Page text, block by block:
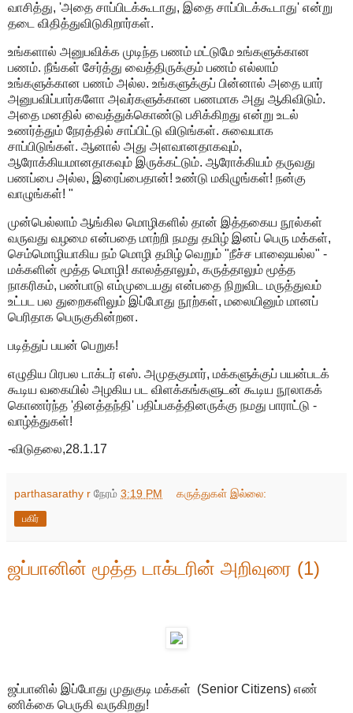
வாசித்து, 'அதை சாப்பிடக்கூடாது, இதை சாப்பிடக்கூடாது' என்று
தடை விதித்துவிடுகிறார்கள்.
உங்களால் அனுபவிக்க முடிந்த பணம் மட்டுமே உங்களுக்கான
பணம். நீங்கள் சேர்த்து வைத்திருக்கும் பணம் எல்லாம்
உங்களுக்கான பணம் அல்ல. உங்களுக்குப் பின்னால் அதை யார்
அனுபவிப்பார்களோ அவர்களுக்கான பணமாக அது ஆகிவிடும்.
அதை மனதில் வைத்துக்கொண்டு பசிக்கிறது என்று உடல்
உணர்த்தும் நேரத்தில் சாப்பிட்டு விடுங்கள். சுவையாக
சாப்பிடுங்கள். ஆனால் அது அளவானதாகவும்,
ஆரோக்கியமானதாகவும் இருக்கட்டும். ஆரோக்கியம் தருவது
பணப்பை அல்ல, இரைப்பைதான்! உண்டு மகிழுங்கள்! நன்கு
வாழுங்கள்! "
முன்பெல்லாம் ஆங்கில மொழிகளில் தான் இத்தகைய நூல்கள்
வருவது வழமை என்பதை மாற்றி நமது தமிழ் இனப் பெரு மக்கள்,
செம்மொழியாகிய நம் மொழி தமிழ் வெறும் "நீச்ச பாஷையல்ல" -
மக்களின் மூத்த மொழி! காலத்தாலும், கருத்தாலும் மூத்த
நாகரிகம், பண்பாடு எம்முடையது என்பதை நிறுவிட மருத்துவம்
உட்பட பல துறைகளிலும் இப்போது நூற்கள், மலையினும் மானப்
பெரிதாக பெருகுகின்றன.
படித்துப் பயன் பெறுக!
எழுதிய பிரபல டாக்டர் எஸ். அமுதகுமார், மக்களுக்குப் பயன்படக்
கூடிய வகையில் அழகிய பட விளக்கங்களுடன் கூடிய நூலாகக்
கொணர்ந்த 'தினத்தந்தி' பதிப்பகத்தினருக்கு நமது பாராட்டு -
வாழ்த்துகள்!
-விடுதலை,28.1.17
parthasarathy r நேரம் 3:19 PM கருத்துகள் இல்லை:
பகிர்
ஜப்பானின் மூத்த டாக்டரின் அறிவுரை (1)
ஜப்பானில் இப்போது முதுகுடி மக்கள் (Senior Citizens) எண்
ணிக்கை பெருகி வருகிறது!